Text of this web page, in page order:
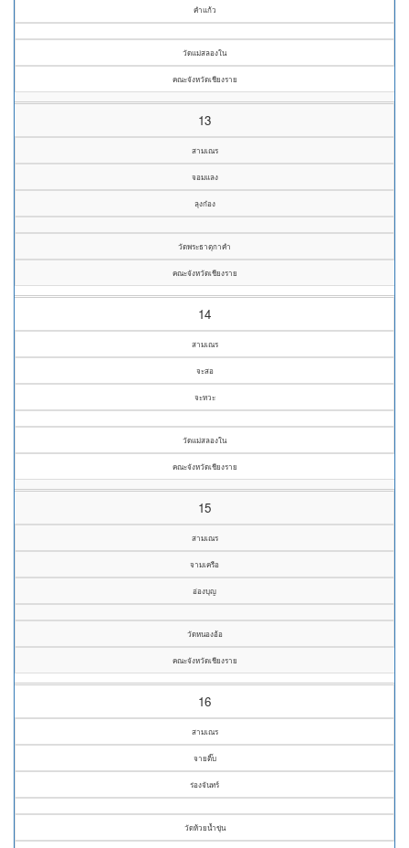
คำแก้ว
วัดแม่สลองใน
คณะจังหวัดเชียงราย
13
สามเณร
จอมแลง
ลุงก๋อง
วัดพระธาตุกาคำ
คณะจังหวัดเชียงราย
14
สามเณร
จะสอ
จะหวะ
วัดแม่สลองใน
คณะจังหวัดเชียงราย
15
สามเณร
จามเครือ
อ่องบุญ
วัดหนองอ้อ
คณะจังหวัดเชียงราย
16
สามเณร
จายติ๊บ
ร่องจันทร์
วัดห้วยน้ำขุ่น